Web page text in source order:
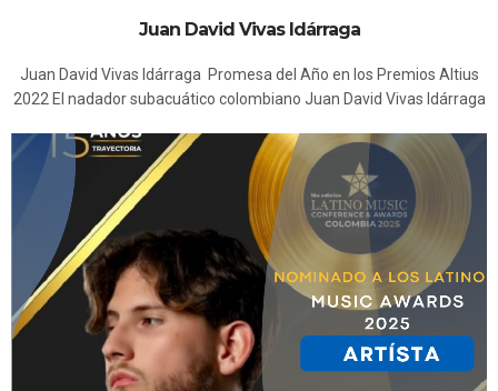
Juan David Vivas Idárraga
Juan David Vivas Idárraga Promesa del Año en los Premios Altius
2022 El nadador subacuático colombiano Juan David Vivas Idárraga